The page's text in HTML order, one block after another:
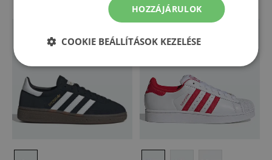
HOZZÁJÁRULOK
COOKIE BEÁLLÍTÁSOK KEZELÉSE